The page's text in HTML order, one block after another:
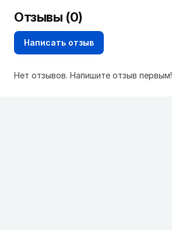
Отзывы (0)
Написать отзыв
Нет отзывов. Напишите отзыв первым!